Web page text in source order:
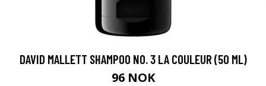
DAVID MALLETT SHAMPOO NO. 3 LA COULEUR (50 ML)
96 NOK